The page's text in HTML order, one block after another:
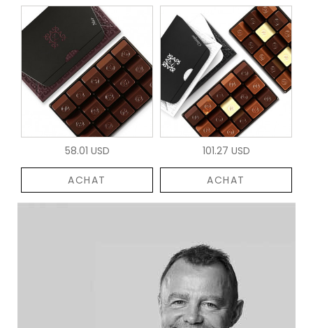
58.01 USD
ACHAT
101.27 USD
ACHAT